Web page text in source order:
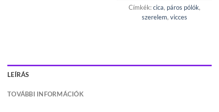
Címkék:cica, páros pólók,
szerelem, vicces
LEÍRÁS
TOVÁBBI INFORMÁCIÓK